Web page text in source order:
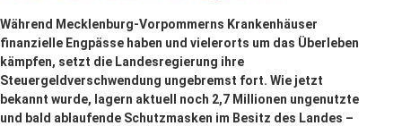
Während Mecklenburg-Vorpommerns Krankenhäuser
finanzielle Engpässe haben und vielerorts um das Überleben
kämpfen, setzt die Landesregierung ihre
Steuergeldverschwendung ungebremst fort. Wie jetzt
bekannt wurde, lagern aktuell noch 2,7 Millionen ungenutzte
und bald ablaufende Schutzmasken im Besitz des Landes –